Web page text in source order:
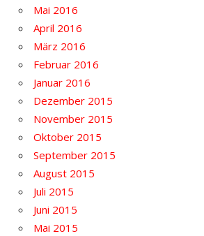
Mai 2016
April 2016
März 2016
Februar 2016
Januar 2016
Dezember 2015
November 2015
Oktober 2015
September 2015
August 2015
Juli 2015
Juni 2015
Mai 2015